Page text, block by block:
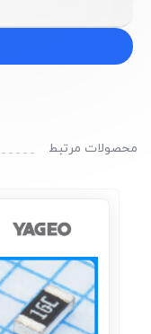
محصولات مرتبط